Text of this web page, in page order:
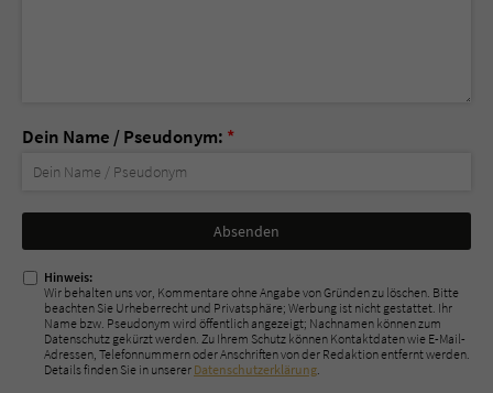
Dein Name / Pseudonym: *
Nicht
ausfüllen!
Hinweis:
Wir behalten uns vor, Kommentare ohne Angabe von Gründen zu löschen. Bitte
beachten Sie Urheberrecht und Privatsphäre; Werbung ist nicht gestattet. Ihr
Name bzw. Pseudonym wird öffentlich angezeigt; Nachnamen können zum
Datenschutz gekürzt werden. Zu Ihrem Schutz können Kontaktdaten wie E-Mail-
Adressen, Telefonnummern oder Anschriften von der Redaktion entfernt werden.
Details finden Sie in unserer Datenschutzerklärung.